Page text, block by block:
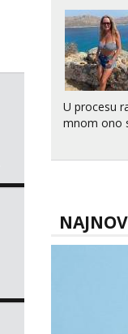
U procesu
mnom ono